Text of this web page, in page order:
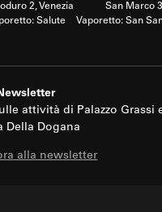
2, Venezia
Salute
San Marco
Vaporetto: San
attività di Palazzo Grassi
Della Dogana
alla newsletter